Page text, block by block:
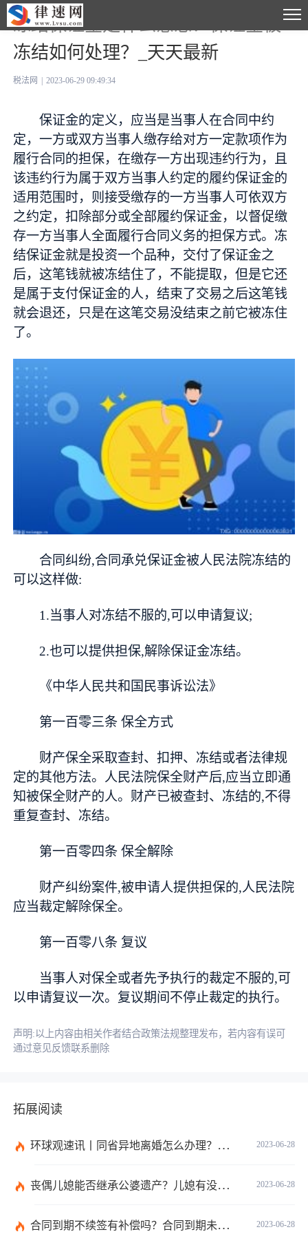
冻结保证金是什么意思？保证金被
冻结如何处理？_天天最新
税法网 2023-06-29 09:49:34
保证金的定义，应当是当事人在合同中约
定，一方或双方当事人缴存给对方一定款项作为
履行合同的担保，在缴存一方出现违约行为，且
该违约行为属于双方当事人约定的履约保证金的
适用范围时，则接受缴存的一方当事人可依双方
之约定，扣除部分或全部履约保证金，以督促缴
存一方当事人全面履行合同义务的担保方式。冻
结保证金就是投资一个品种，交付了保证金之
后，这笔钱就被冻结住了，不能提取，但是它还
是属于支付保证金的人，结束了交易之后这笔钱
就会退还，只是在这笔交易没结束之前它被冻住
了。
合同纠纷,合同承兑保证金被人民法院冻结的
可以这样做:
1.当事人对冻结不服的,可以申请复议;
2.也可以提供担保,解除保证金冻结。
《中华人民共和国民事诉讼法》
第一百零三条 保全方式
财产保全采取查封、扣押、冻结或者法律规
定的其他方法。人民法院保全财产后,应当立即通
知被保全财产的人。财产已被查封、冻结的,不得
重复查封、冻结。
第一百零四条 保全解除
财产纠纷案件,被申请人提供担保的,人民法院
应当裁定解除保全。
第一百零八条 复议
当事人对保全或者先予执行的裁定不服的,可
以申请复议一次。复议期间不停止裁定的执行。
声明:以上内容由相关作者结合政策法规整理发布，若内容有误可
通过意见反馈联系删除
拓展阅读
2023-06-28
环球观速讯丨同省异地离婚怎么办理？夫妻异地离婚须准备哪些资料？
2023-06-28
丧偶儿媳能否继承公婆遗产？儿媳有没有赡养老人的义务？
2023-06-28
合同到期不续签有补偿吗？合同到期未提前30天通知怎么赔偿？ 当前速看